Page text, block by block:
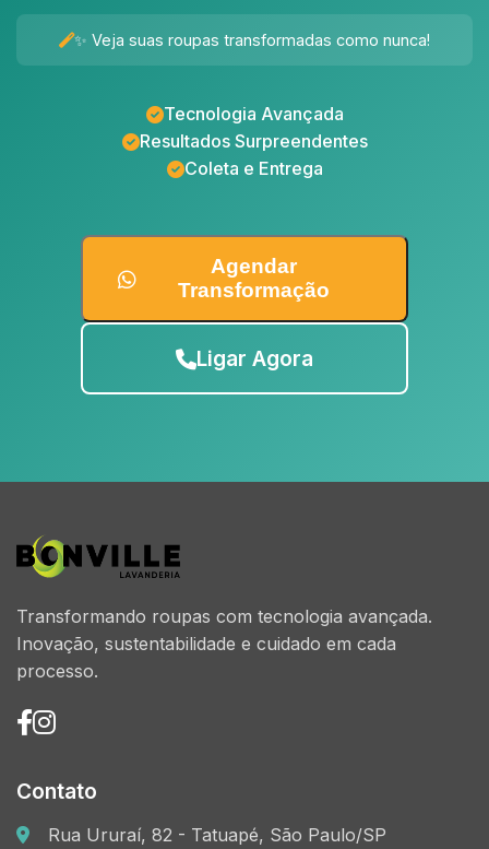
✨ Veja suas roupas transformadas como nunca!
Tecnologia Avançada
Resultados Surpreendentes
Coleta e Entrega
Agendar
Transformação
Ligar Agora
Transformando roupas com tecnologia avançada.
Inovação, sustentabilidade e cuidado em cada
processo.
Contato
Rua Ururaí, 82 - Tatuapé, São Paulo/SP